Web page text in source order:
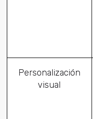
Personalización
visual